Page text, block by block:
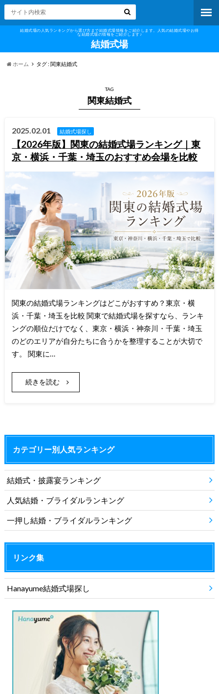
結婚式場の人気ランキングから選び方まで結婚式場情報をご紹介します。人気の結婚式場やお得
な結婚式場の情報をご紹介します♪
結婚式場
ホーム タグ : 関東結婚式
TAG
関東結婚式
2025.02.01 結婚式場探し
【2026年版】関東の結婚式場ランキング｜東
京・横浜・千葉・埼玉のおすすめ会場を比較
関東の結婚式場ランキングはどこがおすすめ？東京・横
浜・千葉・埼玉を比較 関東で結婚式場を探すなら、ランキ
ングの順位だけでなく、東京・横浜・神奈川・千葉・埼玉
のどのエリアが自分たちに合うかを整理することが大切で
す。 関東に…
続きを読む
カテゴリー別人気ランキング
結婚式・披露宴ランキング
人気結婚・ブライダルランキング
一押し結婚・ブライダルランキング
リンク集
Hanayume結婚式場探し